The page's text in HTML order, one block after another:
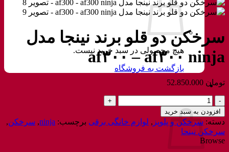
هیچ محصولی در سبد خرید نیست.
بازگشت به فروشگاه
سرخکن دو قلو برند نینجا مدل
af۳۰۰ – af۳۰۰ ninja
تومان
سرخکن
دو
قلو
برند
نینجا
افزودن به سبد خرید
دسته: سرخکن و پلوپز , لوازم خانگی برقی برچسب: ninja
, سرخکن,
سرخکن نینحا
Browse